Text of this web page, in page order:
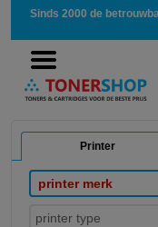
Sinds 2000 de
Printer
printer merk
printer type